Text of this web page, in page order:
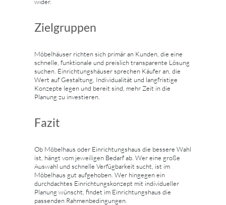
Zielgruppen
Möbelhäuser richten sich primär an Kunden, die eine
schnelle, funktionale und preislich transparente Lösung
suchen. Einrichtungshäuser sprechen Käufer an, die
Wert auf Gestaltung, Individualität und langfristige
Konzepte legen und bereit sind, mehr Zeit in die
Planung zu investieren.
Fazit
Ob Möbelhaus oder Einrichtungshaus die bessere Wahl
ist, hängt vom jeweiligen Bedarf ab. Wer eine große
Auswahl und schnelle Verfügbarkeit sucht, ist im
Möbelhaus gut aufgehoben. Wer hingegen ein
durchdachtes Einrichtungskonzept mit individueller
Planung wünscht, findet im Einrichtungshaus die
passenden Rahmenbedingungen.